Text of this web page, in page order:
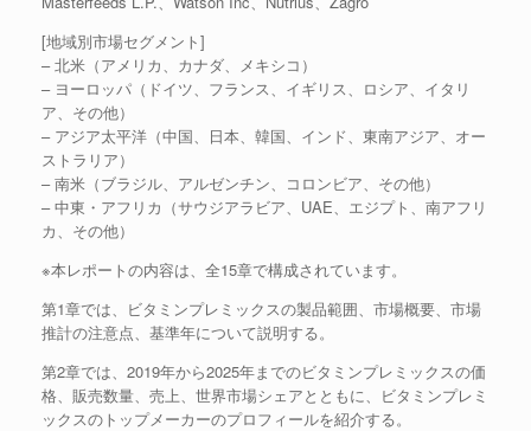
[地域別市場セグメント]
– 北米（アメリカ、カナダ、メキシコ）
– ヨーロッパ（ドイツ、フランス、イギリス、ロシア、イタリ
ア、その他）
– アジア太平洋（中国、日本、韓国、インド、東南アジア、オー
ストラリア）
– 南米（ブラジル、アルゼンチン、コロンビア、その他）
– 中東・アフリカ（サウジアラビア、UAE、エジプト、南アフリ
カ、その他）
※本レポートの内容は、全15章で構成されています。
第1章では、ビタミンプレミックスの製品範囲、市場概要、市場
推計の注意点、基準年について説明する。
第2章では、2019年から2025年までのビタミンプレミックスの価
格、販売数量、売上、世界市場シェアとともに、ビタミンプレミ
ックスのトップメーカーのプロフィールを紹介する。